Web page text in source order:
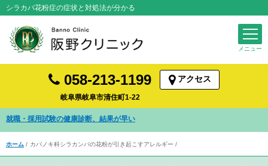
シラカバ花粉症の症状と対処法が分かる
058-213-1199
岐阜県岐阜市清住町1-22
アクセス
発熱・咳など風邪症状の診察を受けられます
ホーム カバノキ科シラカンバの花粉が引き起こすアレルギー